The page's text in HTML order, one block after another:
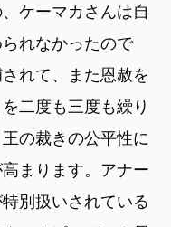
ケーマカさんは自
れなかったので
れて、また恩赦を
二度も三度も繰り
の裁きの公平性に
まります。アナー
別扱いされている